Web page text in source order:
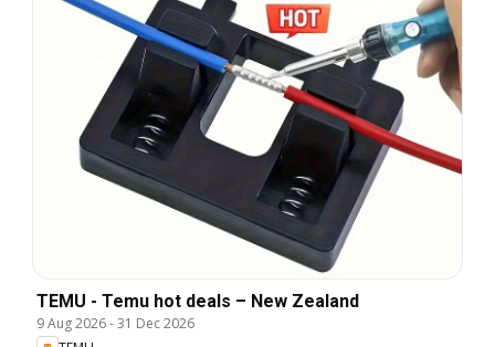
TEMU - Temu hot deals – New Zealand
9 Aug 2026-31 Dec 2026